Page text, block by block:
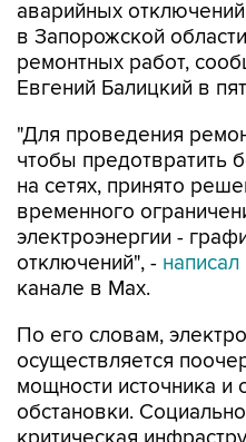
ремонтных работ,
Евгений Балицкий в
"Для проведения
на сетях, принято
временного
электроэнергии -
отключений", -написал
канале в Max.
По его словам,
мощности источника и
обстановки.
критическая
резервным